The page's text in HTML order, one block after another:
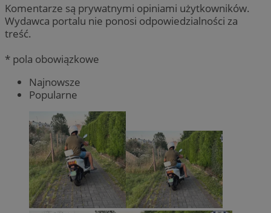
Komentarze są prywatnymi opiniami użytkowników.
Wydawca portalu nie ponosi odpowiedzialności za
treść.
* pola obowiązkowe
Najnowsze
Popularne